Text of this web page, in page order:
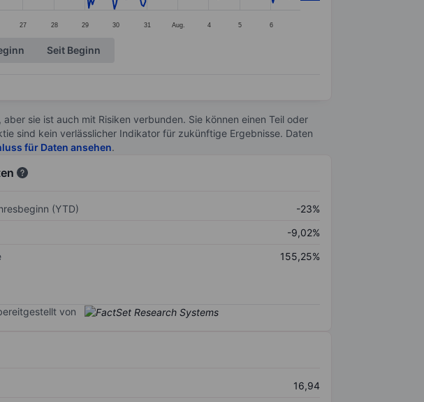
27 28 29 30 31 Aug. 4 5 6
Seit Beginn
sie ist auch mit Risiken verbunden. Sie können einen Teil oder
sind kein verlässlicher Indikator für zukünftige Ergebnisse. Daten
für Daten ansehen.
(YTD)
-23%
-9,02%
155,25%
von
16,94